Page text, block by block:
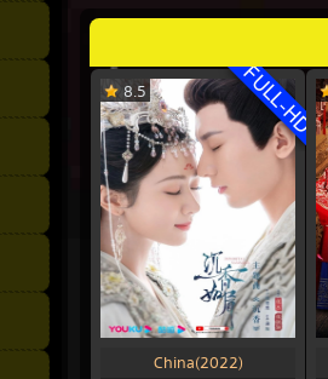
8.5 FULL-HD
China(2022)